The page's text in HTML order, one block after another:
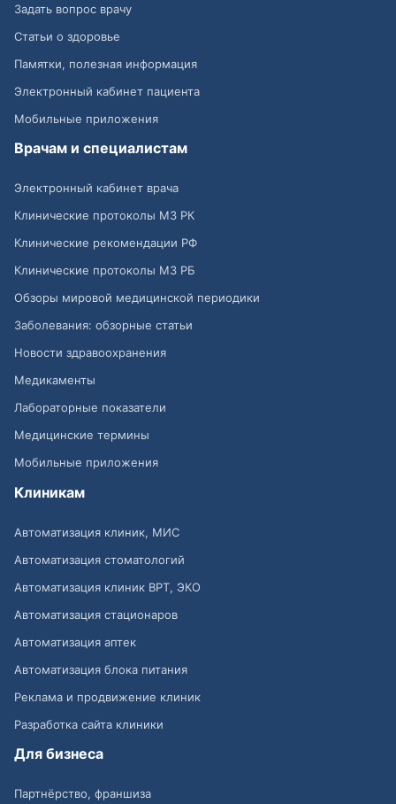
Задать вопрос врачу
Статьи о здоровье
Памятки, полезная информация
Электронный кабинет пациента
Мобильные приложения
Врачам и специалистам
Электронный кабинет врача
Клинические протоколы МЗ РК
Клинические рекомендации РФ
Клинические протоколы МЗ РБ
Обзоры мировой медицинской периодики
Заболевания: обзорные статьи
Новости здравоохранения
Медикаменты
Лабораторные показатели
Медицинские термины
Мобильные приложения
Клиникам
Автоматизация клиник, МИС
Автоматизация стоматологий
Автоматизация клиник ВРТ, ЭКО
Автоматизация стационаров
Автоматизация аптек
Автоматизация блока питания
Реклама и продвижение клиник
Разработка сайта клиники
Для бизнеса
Партнёрство, франшиза